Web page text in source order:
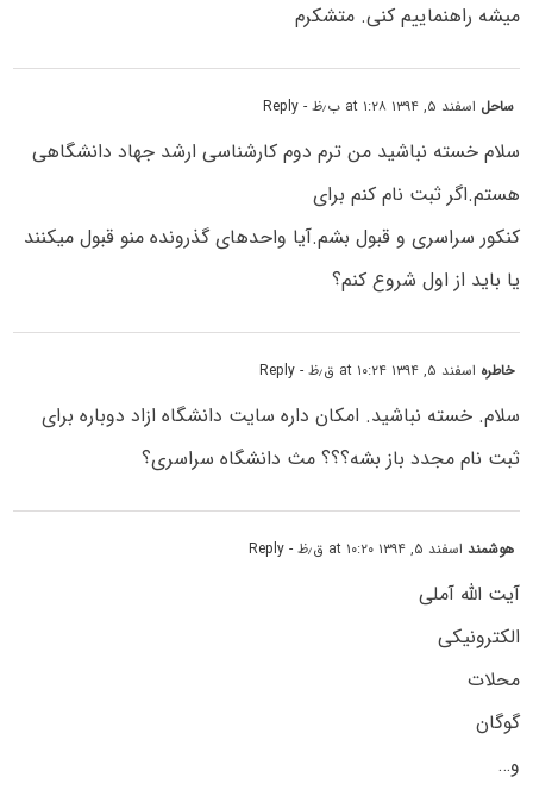
میشه راهنماییم کنی. متشکرم
ساحل اسفند ۵, ۱۳۹۴ at ۱:۲۸ ب٫ظ - Reply
سلام خسته نباشید من ترم دوم کارشناسی ارشد جهاد دانشگاهی
هستم.اگر ثبت نام کنم برای
کنکور سراسری و قبول بشم.آیا واحدهای گذرونده منو قبول میکنند
یا باید از اول شروع کنم؟
خاطره اسفند ۵, ۱۳۹۴ at ۱۰:۲۴ ق٫ظ - Reply
سلام. خسته نباشید. امکان داره سایت دانشگاه ازاد دوباره برای
ثبت نام مجدد باز بشه؟؟؟ مث دانشگاه سراسری؟
هوشمنداسفند ۵, ۱۳۹۴ at ۱۰:۲۰ ق٫ظ - Reply
آیت الله آملی
الکترونیکی
محلات
گوگان
و…